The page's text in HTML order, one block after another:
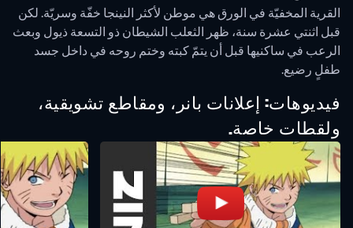
القرية المخفيّة في الورق هي موطن لأكثر النينجا خفّة وسريّة. لكن
قبل اثنتي عشرة سنة، ظهر الثعلب الشيطان ذو التسعة ذيول وبعث
الرعب في ساكنيها قبل أن يتمّ كبته وختم روحه في داخل جسد
طفلٍ رضيع.
فيديوهات: إعلانات بانر، ومقاطع تشويقية،
ولقطات خاصة.